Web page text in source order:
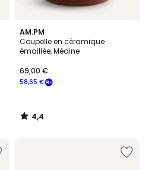
AM.PM
Coupelle en céramique
émaillée, Médine
58,65 €
69,00 €
4,4
/ 5
4,4
/